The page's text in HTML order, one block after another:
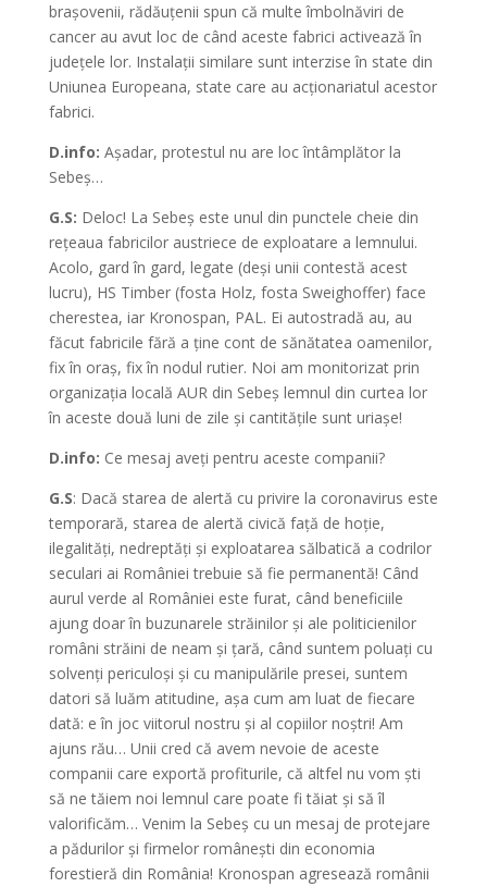
brașovenii, rădăuțenii spun că multe îmbolnăviri de
cancer au avut loc de când aceste fabrici activează în
județele lor. Instalații similare sunt interzise în state din
Uniunea Europeana, state care au acționariatul acestor
fabrici.
D.info: Așadar, protestul nu are loc întâmplător la
Sebeș…
G.S: Deloc! La Sebeș este unul din punctele cheie din
rețeaua fabricilor austriece de exploatare a lemnului.
Acolo, gard în gard, legate (deși unii contestă acest
lucru), HS Timber (fosta Holz, fosta Sweighoffer) face
cherestea, iar Kronospan, PAL. Ei autostradă au, au
făcut fabricile fără a ține cont de sănătatea oamenilor,
fix în oraș, fix în nodul rutier. Noi am monitorizat prin
organizația locală AUR din Sebeș lemnul din curtea lor
în aceste două luni de zile și cantitățile sunt uriașe!
D.info: Ce mesaj aveți pentru aceste companii?
G.S: Dacă starea de alertă cu privire la coronavirus este
temporară, starea de alertă civică față de hoție,
ilegalități, nedreptăți și exploatarea sălbatică a codrilor
seculari ai României trebuie să fie permanentă! Când
aurul verde al României este furat, când beneficiile
ajung doar în buzunarele străinilor și ale politicienilor
români străini de neam și țară, când suntem poluați cu
solvenți periculoși și cu manipulările presei, suntem
datori să luăm atitudine, așa cum am luat de fiecare
dată: e în joc viitorul nostru și al copiilor noștri! Am
ajuns rău… Unii cred că avem nevoie de aceste
companii care exportă profiturile, că altfel nu vom ști
să ne tăiem noi lemnul care poate fi tăiat și să îl
valorificăm… Venim la Sebeș cu un mesaj de protejare
a pădurilor și firmelor românești din economia
forestieră din România! Kronospan agresează românii